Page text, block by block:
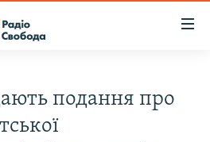
подання про